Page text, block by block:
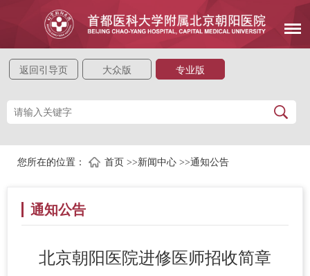
返回引导页 大众版 专业版
您所在的位置： 首页 >>新闻中心 >>通知公告
通知公告
北京朝阳医院进修医师招收简章